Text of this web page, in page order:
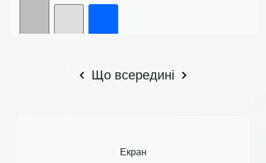
Що всередині
Екран